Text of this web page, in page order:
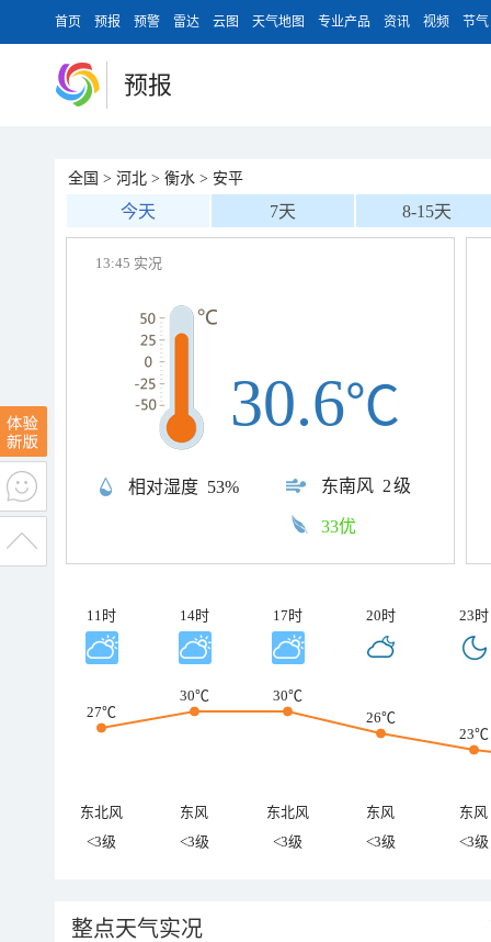
首页 预报 预警 雷达 云图 天气地图 专业产品 资讯 视频 节气
预报
全国 > 河北 > 衡水 > 安平
今天 7天 8-15天
13:45 实况
相对湿度 53% 东南风 2级
30.6℃
33优
11时 14时 17时 20时 23时
27℃
30℃
30℃
26℃
23℃
东北风 东风 东北风 东风
东风
<3级
<3级 <3级 <3级 <3级
整点天气实况